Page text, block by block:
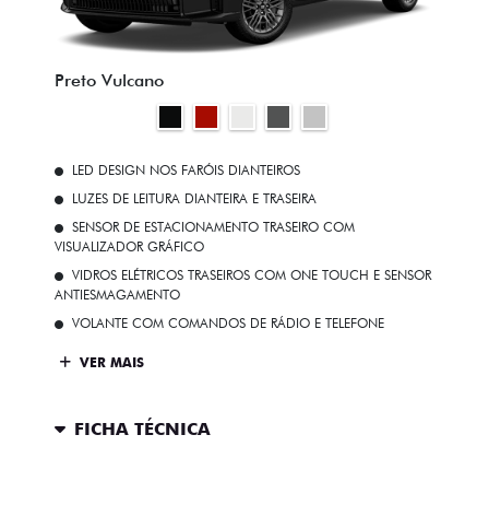
Preto Vulcano
LED DESIGN NOS FARÓIS DIANTEIROS
LUZES DE LEITURA DIANTEIRA E TRASEIRA
SENSOR DE ESTACIONAMENTO TRASEIRO COM
VISUALIZADOR GRÁFICO
VIDROS ELÉTRICOS TRASEIROS COM ONE TOUCH E SENSOR
ANTIESMAGAMENTO
VOLANTE COM COMANDOS DE RÁDIO E TELEFONE
VER MAIS
FICHA TÉCNICA